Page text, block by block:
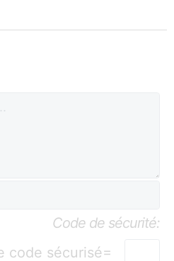
Code de sécurité:
=